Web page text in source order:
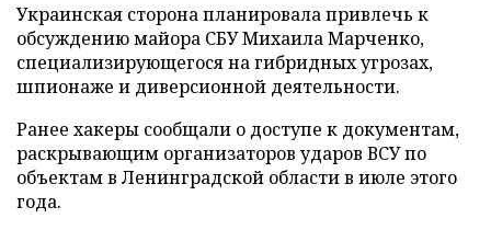
Украинская сторона планировала привлечь к
обсуждению майора СБУ Михаила Марченко,
специализирующегося на гибридных угрозах,
шпионаже и диверсионной деятельности.
Ранее хакеры сообщали о доступе к документам,
раскрывающим организаторов ударов ВСУ по
объектам в Ленинградской области в июле этого
года.